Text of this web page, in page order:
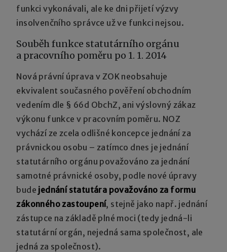
funkci vykonávali, ale ke dni přijetí výzvy
insolvenčního správce už ve funkci nejsou.
Souběh funkce statutárního orgánu
a pracovního poměru po 1. 1. 2014
Nová právní úprava v ZOK neobsahuje
ekvivalent současného pověření obchodním
vedením dle § 66d ObchZ, ani výslovný zákaz
výkonu funkce v pracovním poměru. NOZ
vychází ze zcela odlišné koncepce jednání za
právnickou osobu – zatímco dnes je jednání
statutárního orgánu považováno za jednání
samotné právnické osoby, podle nové úpravy
bude jednání statutára považováno za formu
zákonného zastoupení, stejně jako např. jednání
zástupce na základě plné moci (tedy jedná-li
statutární orgán, nejedná sama společnost, ale
jedná za společnost).